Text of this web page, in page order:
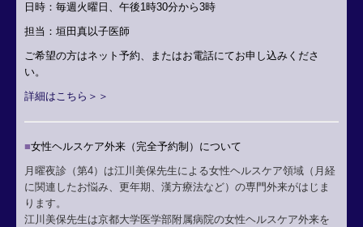
日時：毎週火曜日、午後1時30分から3時
担当：垣田真以子医師
ご希望の方はネット予約、またはお電話にてお申し込みくださ
い。
詳細はこちら＞＞
■女性ヘルスケア外来（完全予約制）について
月曜夜診（第4）は江川美保先生による女性ヘルスケア領域（月経
に関連したお悩み、更年期、漢方療法など）の専門外来がはじま
ります。
江川美保先生は京都大学医学部附属病院の女性ヘルスケア外来を